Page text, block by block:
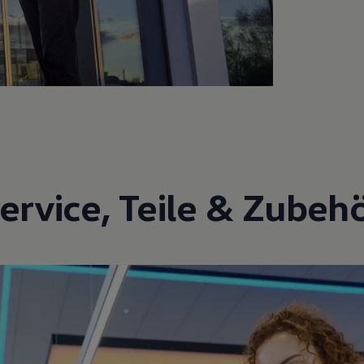
, Teile &